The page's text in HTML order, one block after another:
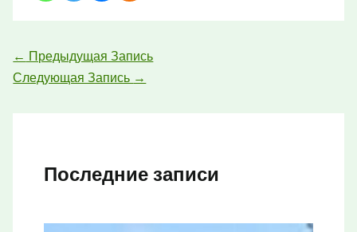
← Предыдущая Запись
Следующая Запись →
Последние записи